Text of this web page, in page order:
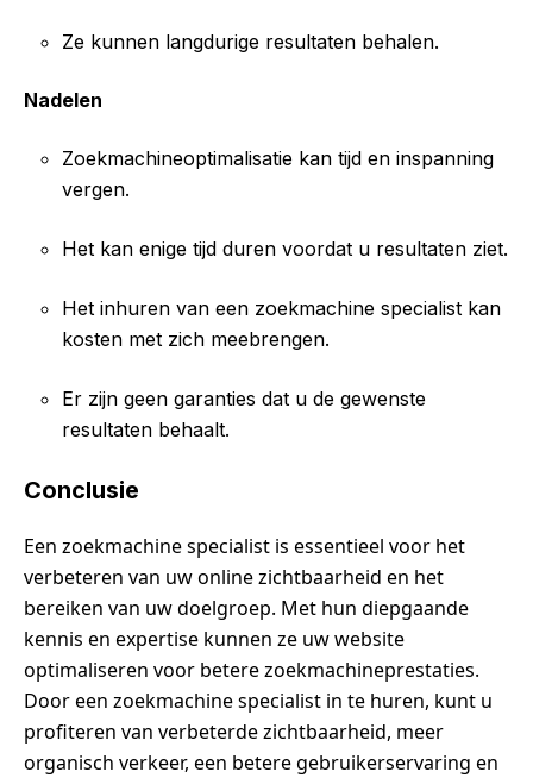
Ze kunnen langdurige resultaten behalen.
Nadelen
Zoekmachineoptimalisatie kan tijd en inspanning
vergen.
Het kan enige tijd duren voordat u resultaten ziet.
Het inhuren van een zoekmachine specialist kan
kosten met zich meebrengen.
Er zijn geen garanties dat u de gewenste
resultaten behaalt.
Conclusie
Een zoekmachine specialist is essentieel voor het
verbeteren van uw online zichtbaarheid en het
bereiken van uw doelgroep. Met hun diepgaande
kennis en expertise kunnen ze uw website
optimaliseren voor betere zoekmachineprestaties.
Door een zoekmachine specialist in te huren, kunt u
profiteren van verbeterde zichtbaarheid, meer
organisch verkeer, een betere gebruikerservaring en